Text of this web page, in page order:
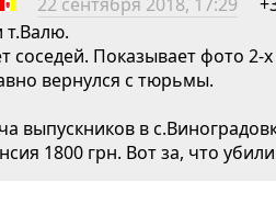
т.Валю.
соседей. Показывает фото 2-
вернулся с тюрьмы.
выпускников в
1800 грн. Вот за, что